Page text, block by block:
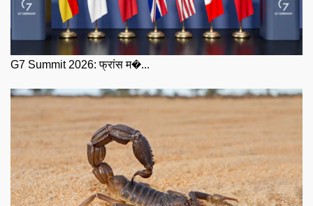
G7 Summit 2026: फ्रांस म�...